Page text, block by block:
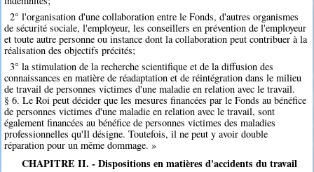
2° l'organisation d'une collaboration entre le Fonds, d'autres organismes
de sécurité sociale, l'employeur, les conseillers en prévention de l'employeur
et toute autre personne ou instance dont la collaboration peut contribuer à la
réalisation des objectifs précités;
3° la stimulation de la recherche scientifique et de la diffusion des
connaissances en matière de réadaptation et de réintégration dans le milieu
de travail de personnes victimes d'une maladie en relation avec le travail.
§ 6. Le Roi peut décider que les mesures financées par le Fonds au bénéfice
de personnes victimes d'une maladie en relation avec le travail, sont
également financées au bénéfice de personnes victimes des maladies
professionnelles qu'Il désigne. Toutefois, il ne peut y avoir double
réparation pour un même dommage. »
CHAPITRE II. - Dispositions en matières d'accidents du travail